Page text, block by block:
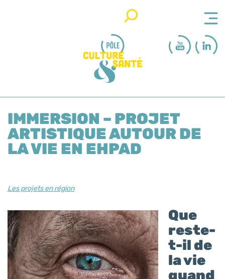
IMMERSION – PROJET
ARTISTIQUE AUTOUR DE
LA VIE EN EHPAD
Les projets en région
Que
reste-
t-il de
la vie
quand